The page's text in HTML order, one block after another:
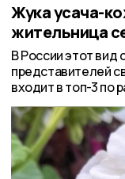
Жука усача-
жительница
В России этот вид
представителей
входит в топ-3 по